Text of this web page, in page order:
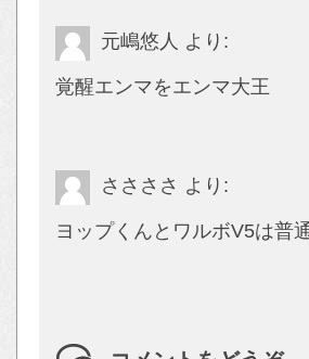
元嶋悠人 より:
覚醒エンマをエンマ大王
ささささ より:
ヨップくんとワルボV5は普